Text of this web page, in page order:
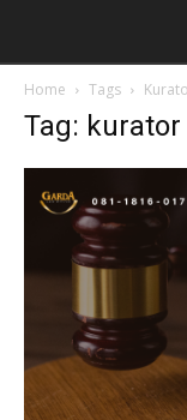
Home Tags
Tag: